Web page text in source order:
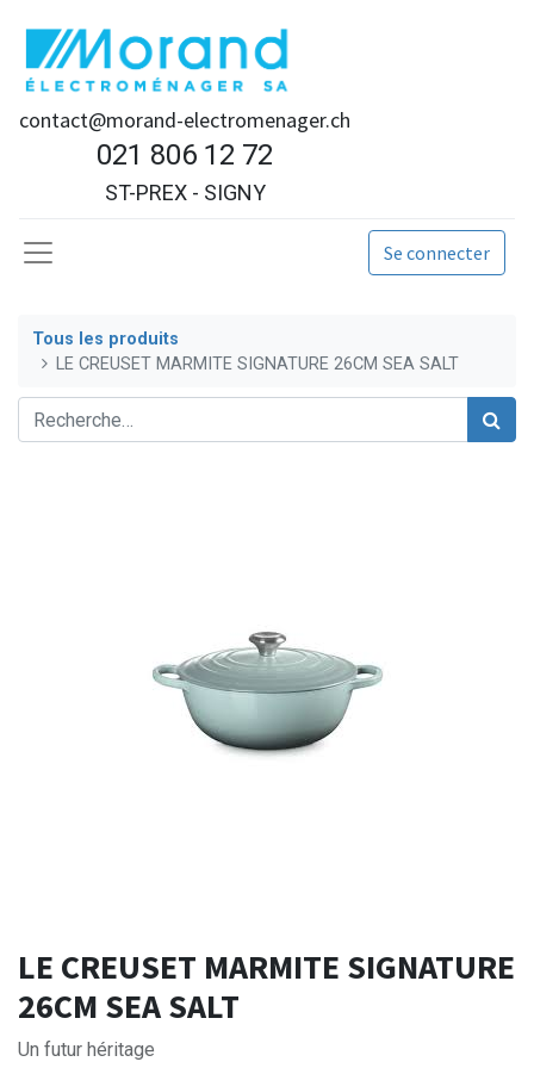
contact@morand-electromenager.ch
021 806 12 72
ST-PREX - SIGNY
Se connecter
Tous les produits
LE CREUSET MARMITE SIGNATURE 26CM SEA SALT
LE CREUSET MARMITE SIGNATURE
26CM SEA SALT
Un futur héritage